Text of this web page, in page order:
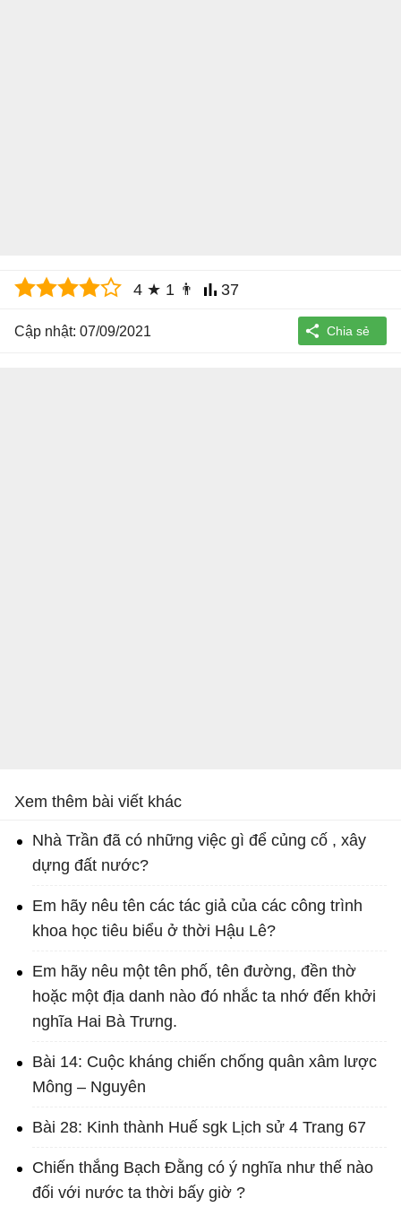
4 ★ 1 👨 37
Cập nhật: 07/09/2021
Xem thêm bài viết khác
Nhà Trần đã có những việc gì để củng cố , xây
dựng đất nước?
Em hãy nêu tên các tác giả của các công trình
khoa học tiêu biểu ở thời Hậu Lê?
Em hãy nêu một tên phố, tên đường, đền thờ
hoặc một địa danh nào đó nhắc ta nhớ đến khởi
nghĩa Hai Bà Trưng.
Bài 14: Cuộc kháng chiến chống quân xâm lược
Mông – Nguyên
Bài 28: Kinh thành Huế sgk Lịch sử 4 Trang 67
Chiến thắng Bạch Đằng có ý nghĩa như thế nào
đối với nước ta thời bấy giờ ?